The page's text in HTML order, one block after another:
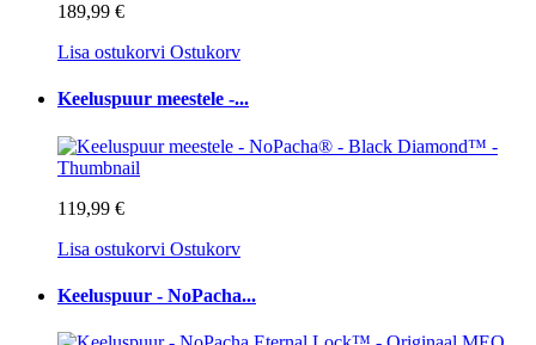
189,99 €
Lisa ostukorvi Ostukorv
Keeluspuur meestele -...
119,99 €
Lisa ostukorvi Ostukorv
Keeluspuur - NoPacha...